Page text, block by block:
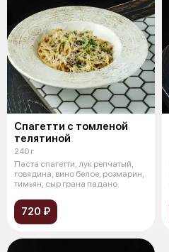
Спагетти с томленой
телятиной
240 г
Паста спагетти, лук репчатый,
говядина, вино белое, розмарин,
тимьян, сыр грана падано
720 ₽